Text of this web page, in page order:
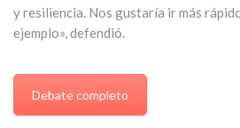
y resiliencia. Nos gustaría ir más
ejemplo», defendió.
Debate completo